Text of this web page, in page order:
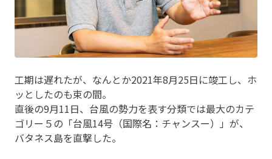
工期は遅れたが、なんとか2021年8月25日に竣工し、ホ
ッとしたのも束の間。
直後の9月11日、台風の勢力を表す分類では最大のカテ
ゴリー５の「台風14号（国際名：チャンスー）」が、
バタネス島を直撃した。